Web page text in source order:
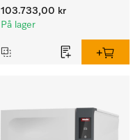
tørking og 4,5 kg
instrumentkapasitet.
103.733,00 kr
På lager